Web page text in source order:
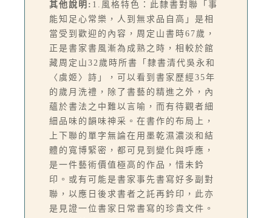
其他說明: 1.風格特色：此隸書對聯「事
能知足心常樂，人到無求品自高」是相
當受到歡迎的內容，周定山書時67歲，
正是書家書風漸為成熟之時，相較於館
藏周定山32歲時所書「隸書清代吳永和
〈虞姬〉詩」，可以看到書家歷經35年
的歲月洗禮，除了書藝的精進之外，內
蘊於書法之中難以言喻，而有待觀者細
細品味的韻味神采。在書作的布局上，
上下聯的單字無論在用墨乾濕濃淡和結
體的寬博緊密，都可見到變化與呼應，
是一件藝術價值極高的作品，惜未鈐
印。或有可能是書家事先書寫好多副對
聯，以應日後求書者之託再鈐印，此亦
是見證一位書家日常書寫的珍貴文件。